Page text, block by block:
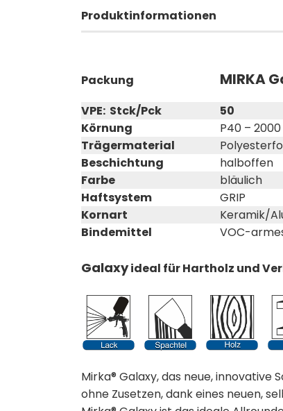
Produktinformationen
Packung MIRKA
VPE: Stck/Pck
50
Körnung
P40 – 2000
Trägermaterial
Beschichtung
halboffen
Farbe
bläulich
Haftsystem
GRIP
Kornart
Keramik/
Bindemittel
VOC-
Galaxyideal für Hartholz und
Mirka® Galaxy, das neue,
ohne Zusetzen, dank eines neuen,